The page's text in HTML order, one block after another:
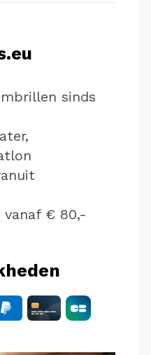
sinds
vanaf € 80,-